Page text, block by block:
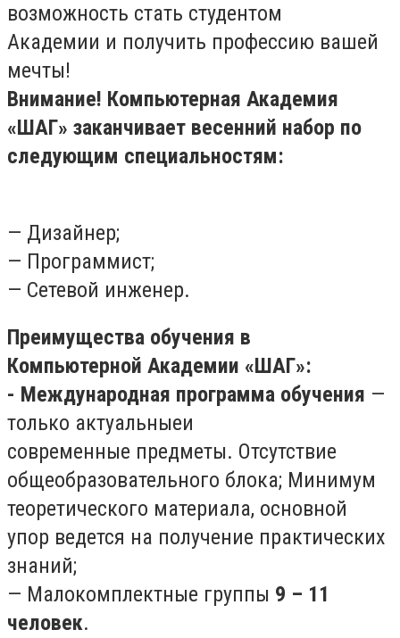
возможность стать студентом
Академии и получить профессию вашей
мечты!
Внимание! Компьютерная Академия
«ШАГ» заканчивает весенний набор по
следующим специальностям:
— Дизайнер;
— Программист;
— Сетевой инженер.
Преимущества обучения в
Компьютерной Академии «ШАГ»:
- Международная программа обучения —
только актуальныеи
современные предметы. Отсутствие
общеобразовательного блока; Минимум
теоретического материала, основной
упор ведется на получение практических
знаний;
— Малокомплектные группы 9 – 11
человек.